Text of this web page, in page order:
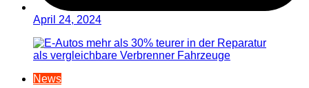
April 24, 2024
News